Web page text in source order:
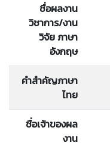
ชื่อผลงาน
วิชาการ/งาน
วิจัย ภาษา
อังกฤษ
คำสำคัญภาษา
ไทย
ชื่อเจ้าของผล
งาน